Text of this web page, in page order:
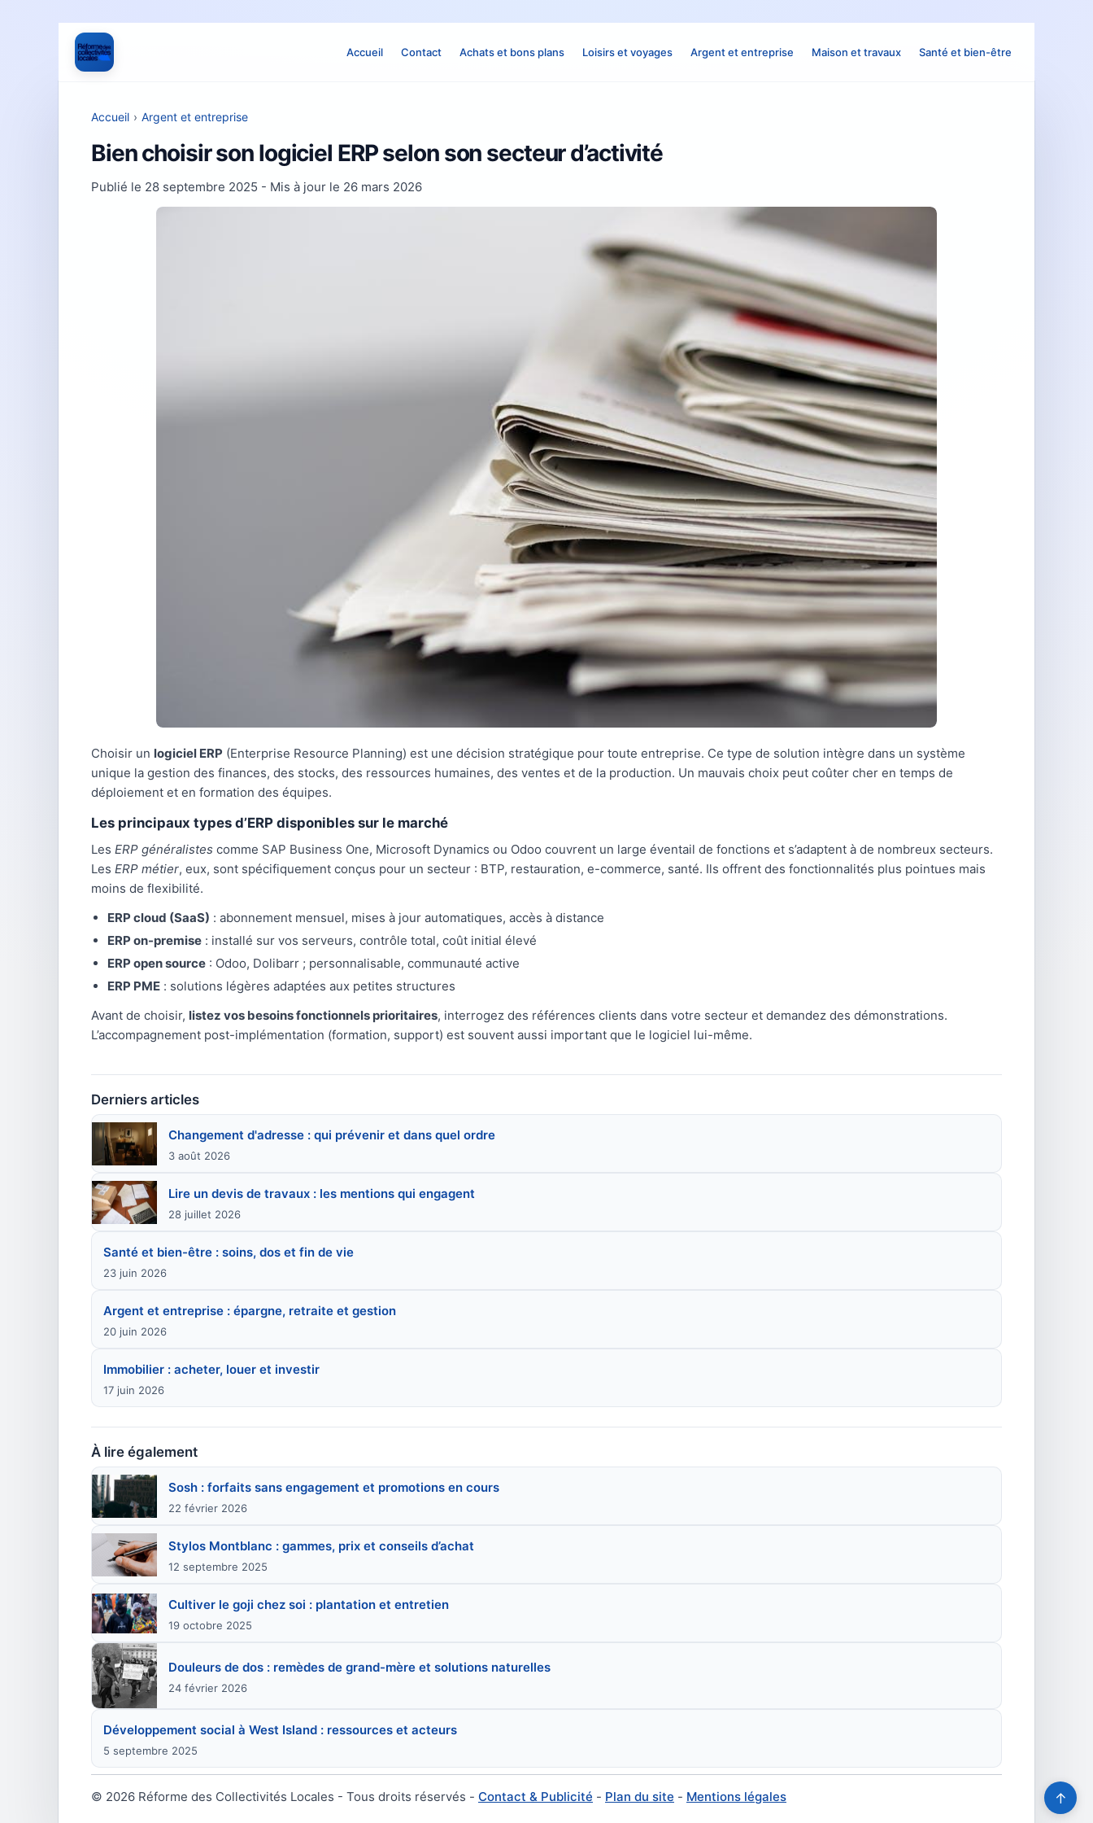
Accueil Contact Achats et bons plans Loisirs et voyages Argent et entreprise Maison et travaux Santé et bien-être
Accueil › Argent et entreprise
Bien choisir son logiciel ERP selon son secteur d’activité
Publié le 28 septembre 2025 - Mis à jour le 26 mars 2026
Choisir un logiciel ERP (Enterprise Resource Planning) est une décision stratégique pour toute entreprise. Ce type de solution intègre dans un système
unique la gestion des finances, des stocks, des ressources humaines, des ventes et de la production. Un mauvais choix peut coûter cher en temps de
déploiement et en formation des équipes.
Les principaux types d’ERP disponibles sur le marché
Les ERP généralistes comme SAP Business One, Microsoft Dynamics ou Odoo couvrent un large éventail de fonctions et s’adaptent à de nombreux secteurs.
Les ERP métier, eux, sont spécifiquement conçus pour un secteur : BTP, restauration, e-commerce, santé. Ils offrent des fonctionnalités plus pointues mais
moins de flexibilité.
ERP cloud (SaaS) : abonnement mensuel, mises à jour automatiques, accès à distance
ERP on-premise : installé sur vos serveurs, contrôle total, coût initial élevé
ERP open source : Odoo, Dolibarr ; personnalisable, communauté active
ERP PME : solutions légères adaptées aux petites structures
Avant de choisir, listez vos besoins fonctionnels prioritaires, interrogez des références clients dans votre secteur et demandez des démonstrations.
L’accompagnement post-implémentation (formation, support) est souvent aussi important que le logiciel lui-même.
Derniers articles
Changement d'adresse : qui prévenir et dans quel ordre
3 août 2026
Lire un devis de travaux : les mentions qui engagent
28 juillet 2026
Santé et bien-être : soins, dos et fin de vie
23 juin 2026
Argent et entreprise : épargne, retraite et gestion
20 juin 2026
Immobilier : acheter, louer et investir
17 juin 2026
À lire également
Sosh : forfaits sans engagement et promotions en cours
22 février 2026
Stylos Montblanc : gammes, prix et conseils d’achat
12 septembre 2025
Cultiver le goji chez soi : plantation et entretien
19 octobre 2025
Douleurs de dos : remèdes de grand-mère et solutions naturelles
24 février 2026
Développement social à West Island : ressources et acteurs
5 septembre 2025
© 2026 Réforme des Collectivités Locales - Tous droits réservés - Contact & Publicité - Plan du site - Mentions légales ↑